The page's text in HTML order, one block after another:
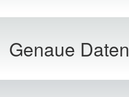
Genaue Daten